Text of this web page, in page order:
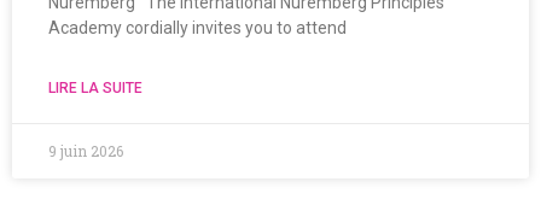
Academy cordially invites you to attend
LIRE LA SUITE
9 juin 2026